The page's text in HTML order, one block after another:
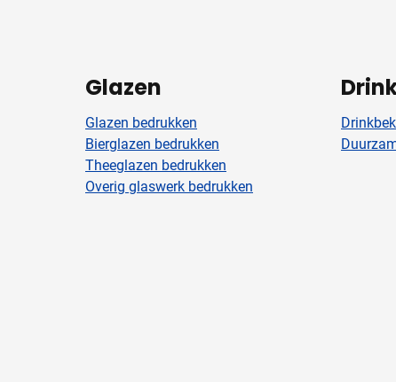
Glazen
Glazen bedrukken
Bierglazen bedrukken
Theeglazen bedrukken
Overig glaswerk bedrukken